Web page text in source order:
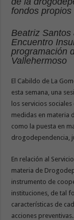
fondos propios
Beatriz
Encuentro
programación
Vallehermoso
El Cabildo de La
esta semana, una
los servicios
medidas en materia
como la puesta en
drogodependencia,
En relación al
materia de
instrumento de
instituciones, de tal
características de
acciones preventivas.